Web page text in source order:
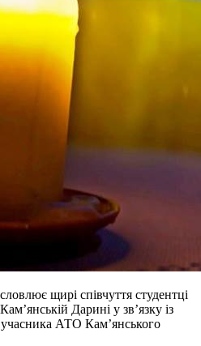
щирі співчуття студентці
Дарині у зв’язку із
учасника АТО Кам’янського